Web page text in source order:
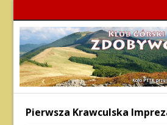
Pierwsza Krawculska